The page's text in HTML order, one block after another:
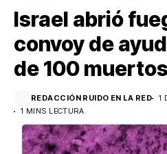
Israel abrió
convoy de
de 100 muertos
REDACCIÓN RUIDO EN LA RED
1
1 MINS LECTURA